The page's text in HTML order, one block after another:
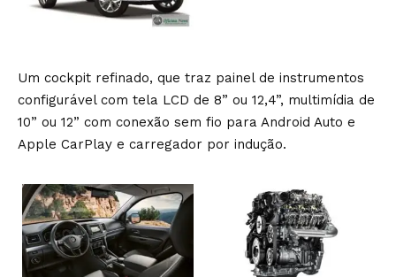
Um cockpit refinado, que traz painel de instrumentos
configurável com tela LCD de 8” ou 12,4”, multimídia de
10” ou 12” com conexão sem fio para Android Auto e
Apple CarPlay e carregador por indução.